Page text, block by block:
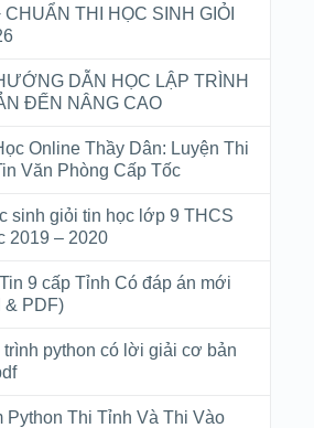
THI HỌC SINH GIỎI
DẪN HỌC LẬP TRÌNH
ĐẾN NÂNG CAO
Online Thầy Dân: Luyện Thi
Văn Phòng Cấp Tốc
sinh giỏi tin học lớp 9 THCS
2019 – 2020
9 cấp Tỉnh Có đáp án mới
& PDF)
python có lời giải cơ bản
Python Thi Tỉnh Và Thi Vào